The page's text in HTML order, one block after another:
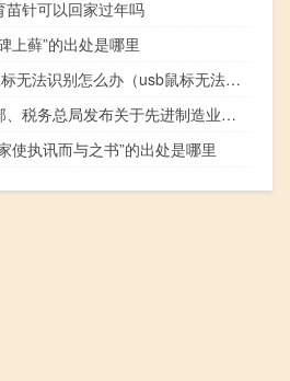
苗针可以回家过年吗
上藓”的出处是哪里
usb鼠标无法识别怎么办（usb鼠标无法识别）
财政部、税务总局发布关于先进制造业企业增值税加计抵减政策的公告
使执讯而与之书”的出处是哪里